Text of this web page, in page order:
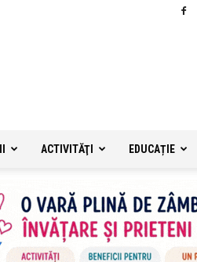
ACTIVITĂŢI EDUCAȚIE